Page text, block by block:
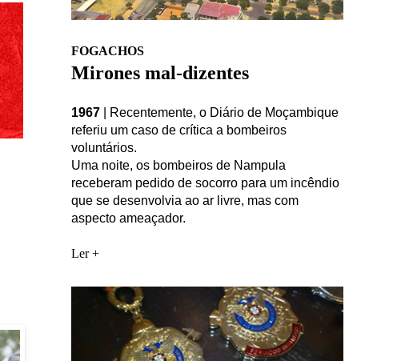
FOGACHOS
Mirones mal-dizentes
1967
Recentemente, o Diário de Moçambique
referiu um caso de crítica a bombeiros
voluntários.
Uma noite, os bombeiros de Nampula
receberam pedido de socorro para um incêndio
que se desenvolvia ao ar livre, mas com
aspecto ameaçador.
Ler +